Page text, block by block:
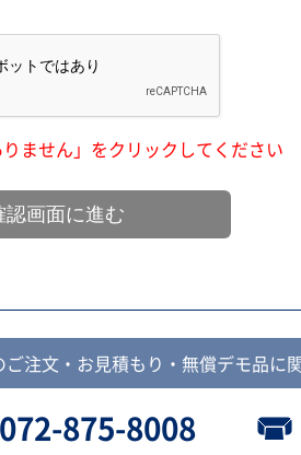
りません」をクリックしてください
ご注文・お見積もり・無償デモ品に
072-875-8008